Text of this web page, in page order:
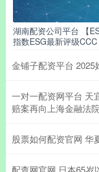
湖南配资公司平台 【
指数ESG最新评级
金铺子配资平台
一对一配资网平台 天
赔案再向上海金融法
股票如何配资官网 华
配查网官网 日本65岁